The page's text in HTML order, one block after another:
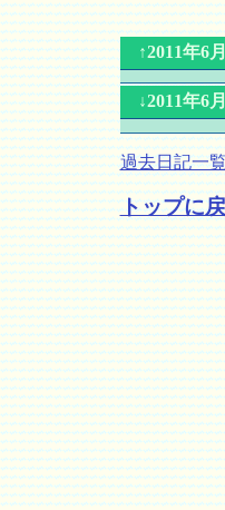
↑2011年6
↓2011年6
過去日記一
トップに